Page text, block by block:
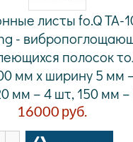
листы fo.Q TA-
-
полосок
мм х ширину 5 мм
мм – 4 шт, 150 мм –
16000 руб.